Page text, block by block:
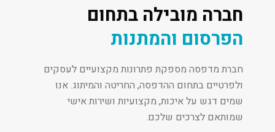
חברה מובילה בתחום
הפרסום והמתנות
חברת מדפסה מספקת פתרונות מקצועיים לעסקים
ולפרטיים בתחום ההדפסה, החריטה והמיתוג. אנו
שמים דגש על איכות, מקצועיות ושירות אישי
שמותאם לצרכים שלכם.